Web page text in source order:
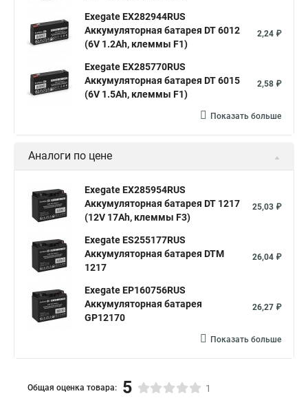
Exegate EX282944RUS
Аккумуляторная батарея DT 6012
(6V 1.2Ah, клеммы F1)
2,24 ₽
Exegate EX285770RUS
Аккумуляторная батарея DT 6015
(6V 1.5Ah, клеммы F1)
2,58 ₽
Показать больше
Аналоги по цене
Exegate EX285954RUS
Аккумуляторная батарея DT 1217
(12V 17Ah, клеммы F3)
25,03 ₽
Exegate ES255177RUS
Аккумуляторная батарея DTM
1217
26,04 ₽
Exegate EP160756RUS
Аккумуляторная батарея
GP12170
26,27 ₽
Показать больше
Общая оценка товара: 5 1